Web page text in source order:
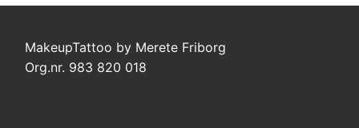
MakeupTattoo by Merete Friborg
Org.nr. 983 820 018